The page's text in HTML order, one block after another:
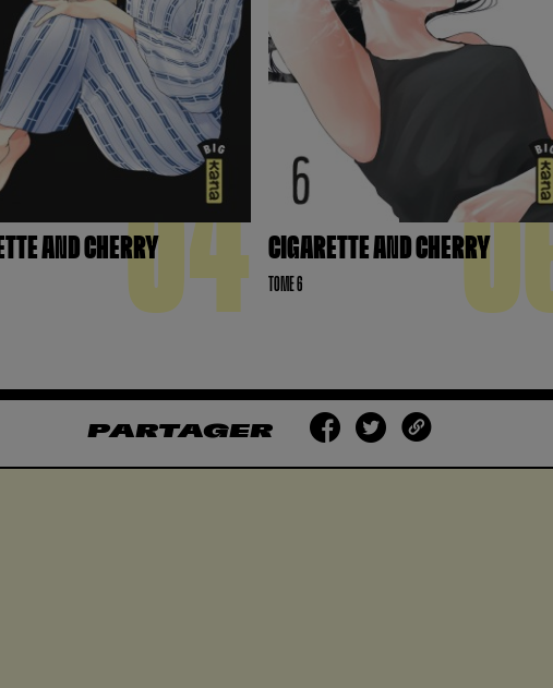
AND CHERRY04 CIGARETTE AND CHERRY
TOME 6
PARTAGER